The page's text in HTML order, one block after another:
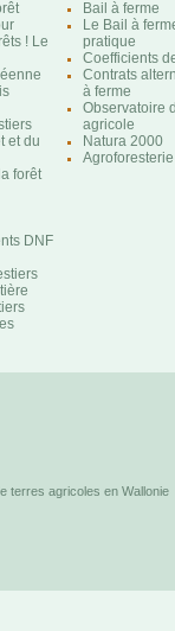
! Le
et du
forêt
DNF
Bail à ferme
Le Bail à
pratique
Coefficients
Contrats
à ferme
Observatoire
agricole
Natura 2000
terres agricoles en Wallonie